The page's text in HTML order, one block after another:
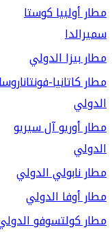
مطار أولبيا كوستا
سميرالدا
مطار بيزا الدولي
مطار كاتانيا-
الدولي
مطار أوريو آل سيريو
الدولي
مطار نابولي الدولي
مطار أوفا الدولي
مطار كولتسوفو